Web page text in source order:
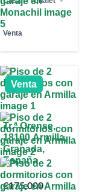
Venta
Venta
Tr.ª Orense,
18100 Armilla,
Granada,
España
€175,000